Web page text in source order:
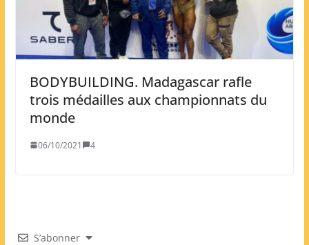
BODYBUILDING. Madagascar rafle
trois médailles aux championnats du
monde
06/10/2021 4
S’abonner